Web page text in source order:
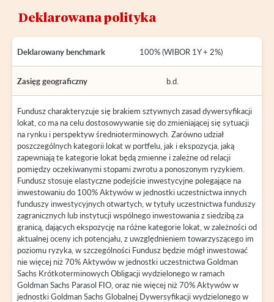
Deklarowana polityka
Deklarowany benchmark 100% (WIBOR 1Y + 2%)
Zasięg geograficzny b.d.
Fundusz charakteryzuje się brakiem sztywnych zasad dywersyfikacji
lokat, co ma na celu dostosowywanie się do zmieniającej się sytuacji
na rynku i perspektyw średnioterminowych. Zarówno udział
poszczególnych kategorii lokat w portfelu, jak i ekspozycja, jaką
zapewniają te kategorie lokat będą zmienne i zależne od relacji
pomiędzy oczekiwanymi stopami zwrotu a ponoszonym ryzykiem.
Fundusz stosuje elastyczne podejście inwestycyjne polegające na
inwestowaniu do 100% Aktywów w jednostki uczestnictwa innych
funduszy inwestycyjnych otwartych, w tytuły uczestnictwa funduszy
zagranicznych lub instytucji wspólnego inwestowania z siedzibą za
granicą, dających ekspozycję na różne kategorie lokat, w zależności od
aktualnej oceny ich potencjału, z uwzględnieniem towarzyszącego im
poziomu ryzyka, w szczególności Fundusz będzie mógł inwestować
nie więcej niż 70% Aktywów w jednostki uczestnictwa Goldman
Sachs Krótkoterminowych Obligacji wydzielonego w ramach
Goldman Sachs Parasol FIO, oraz nie więcej niż 70% Aktywów w
jednostki Goldman Sachs Globalnej Dywersyfikacji wydzielonego w